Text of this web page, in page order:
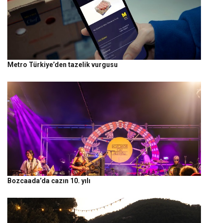
Metro Türkiye’den tazelik vurgusu
Bozcaada’da cazın 10. yılı